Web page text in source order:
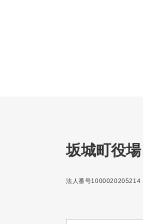
坂城町役場
法人番号1000020205214